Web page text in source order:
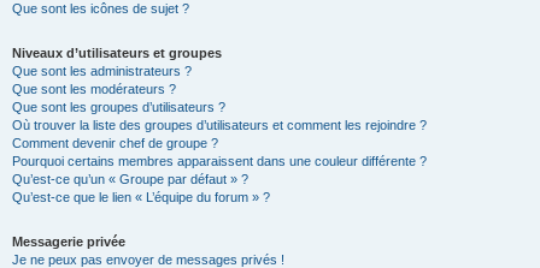
Que sont les icônes de sujet ?
Niveaux d’utilisateurs et groupes
Que sont les administrateurs ?
Que sont les modérateurs ?
Que sont les groupes d’utilisateurs ?
Où trouver la liste des groupes d’utilisateurs et comment les rejoindre ?
Comment devenir chef de groupe ?
Pourquoi certains membres apparaissent dans une couleur différente ?
Qu’est-ce qu’un « Groupe par défaut » ?
Qu’est-ce que le lien « L’équipe du forum » ?
Messagerie privée
Je ne peux pas envoyer de messages privés !